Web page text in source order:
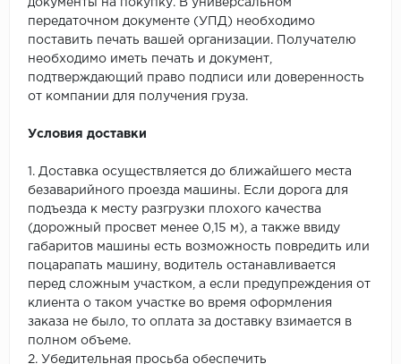
документы на покупку. В универсальном
передаточном документе (УПД) необходимо
поставить печать вашей организации. Получателю
необходимо иметь печать и документ,
подтверждающий право подписи или доверенность
от компании для получения груза.
Условия доставки
1. Доставка осуществляется до ближайшего места
безаварийного проезда машины. Если дорога для
подъезда к месту разгрузки плохого качества
(дорожный просвет менее 0,15 м), а также ввиду
габаритов машины есть возможность повредить или
поцарапать машину, водитель останавливается
перед сложным участком, а если предупреждения от
клиента о таком участке во время оформления
заказа не было, то оплата за доставку взимается в
полном объеме.
2. Убедительная просьба обеспечить